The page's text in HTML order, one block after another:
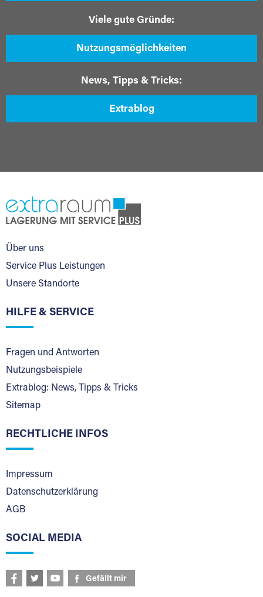
Viele gute Gründe:
Nutzungsmöglichkeiten
News, Tipps & Tricks:
Extrablog
Über uns
Service Plus Leistungen
Unsere Standorte
HILFE & SERVICE
Fragen und Antworten
Nutzungsbeispiele
Extrablog: News, Tipps & Tricks
Sitemap
RECHTLICHE INFOS
Impressum
Datenschutzerklärung
AGB
SOCIAL MEDIA
Gefällt mir